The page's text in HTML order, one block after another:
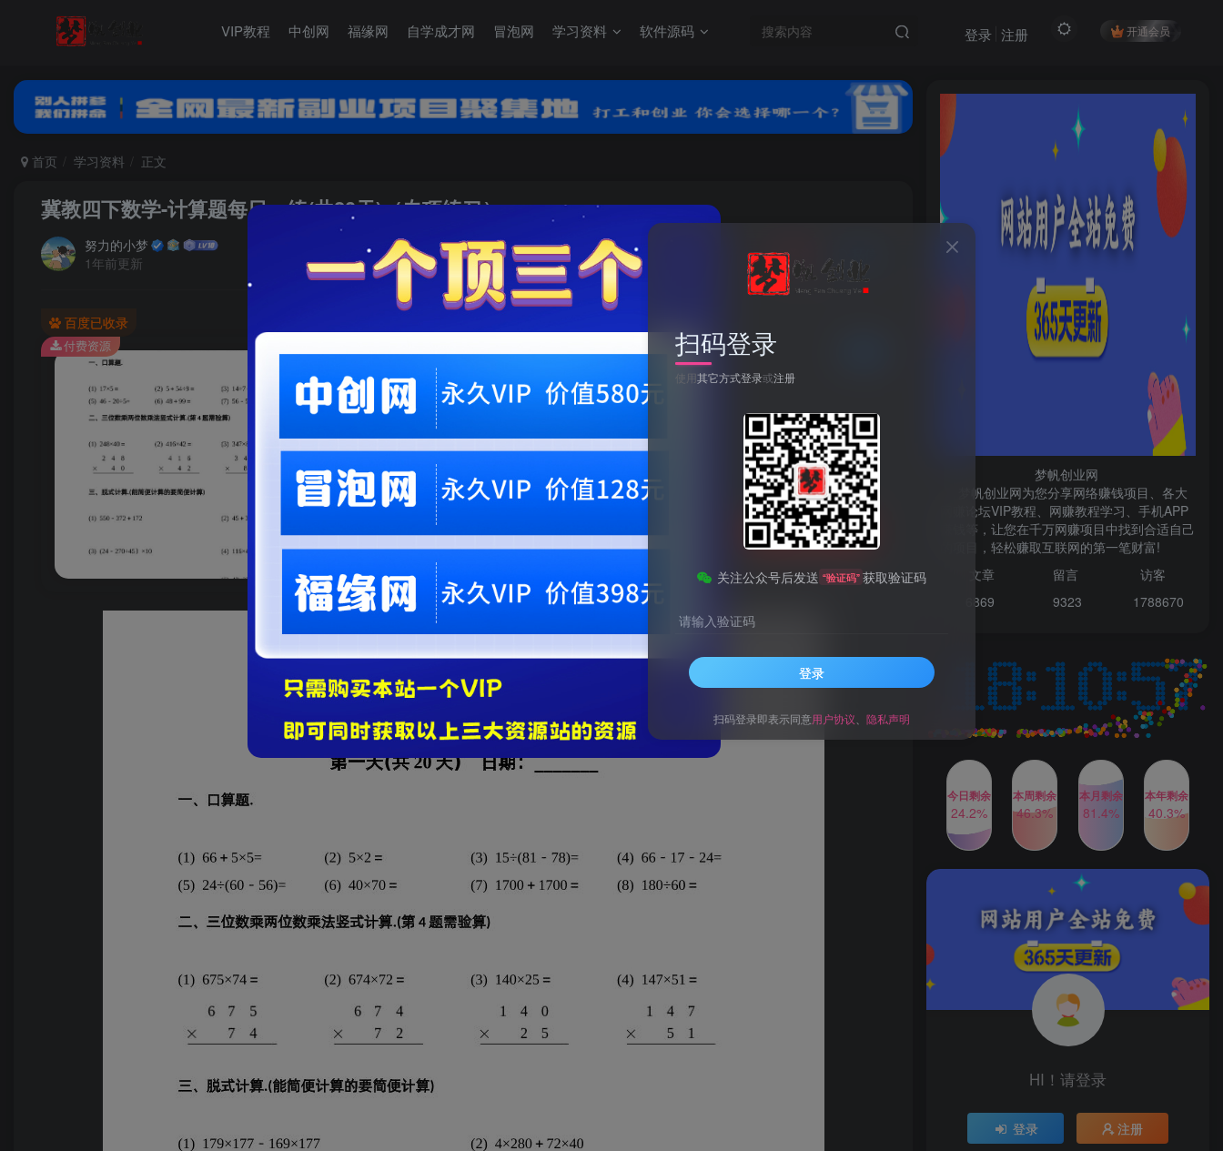
VIP教程 中创网 福缘网 自学成才网 冒泡网 学习资料 软件源码 开通会员
登录 注册
首页 学习资料 正文
冀教四下数学-计算题每日一练(共20天)（专项练习）
努力的小梦
1年前更新
关注
0 24 4
百度已收录
冀教四下数学-计算题每日一练(共20天)（专项练习）
此内容为付费资源，请付费后查看
梦币9.9
梦币1
钻石会员 免费
立即购买
您当前未登录！建议登陆后购买，可保存购买订单。微信支付联系微信：chen185599521
付费资源
HI！请登录
登录
1W+人已阅读
多多视频撸收益最新玩法，
高收益技术，单日变现
2000+，附赠全套技术资料
2年前 1W+人已阅读
AI制作美女图片，暴力吸引
男粉，收益轻松突破四位
数，操作简单 上手难度低
2年前 1W+人已阅读
TOP3
2024年最新玩法转转无货源
电商，新手小白 简单操作，
长期稳定 日收入500＋
2年前 1W+人已阅读
TOP4
发行人计划蛋仔派对全新玩
法，一天3000＋，蓝海暴力
变现2年前
公众号S粉新玩法，简单操
作、多重变现，每日收益1k
2年前
TOP6
梦帆创业网
梦帆创业网为您分享网络赚钱项目、各大
网赚论坛VIP教程、网赚教程学习、手机APP
赚钱等，让您在千万网赚项目中找到合适自己
的项目，轻松赚取互联网的第一笔财富!
文章 留言 访客
6869 9323 1788670
今日剩余
24.2%
本周剩余
46.3%
本月剩余
81.4%
本年剩余
40.3%
HI！请登录
登录 注册
扫码登录
使用其它方式登录或注册
关注公众号后发送 “验证码” 获取验证码
请输入验证码
登录
扫码登录即表示同意用户协议 隐私声明